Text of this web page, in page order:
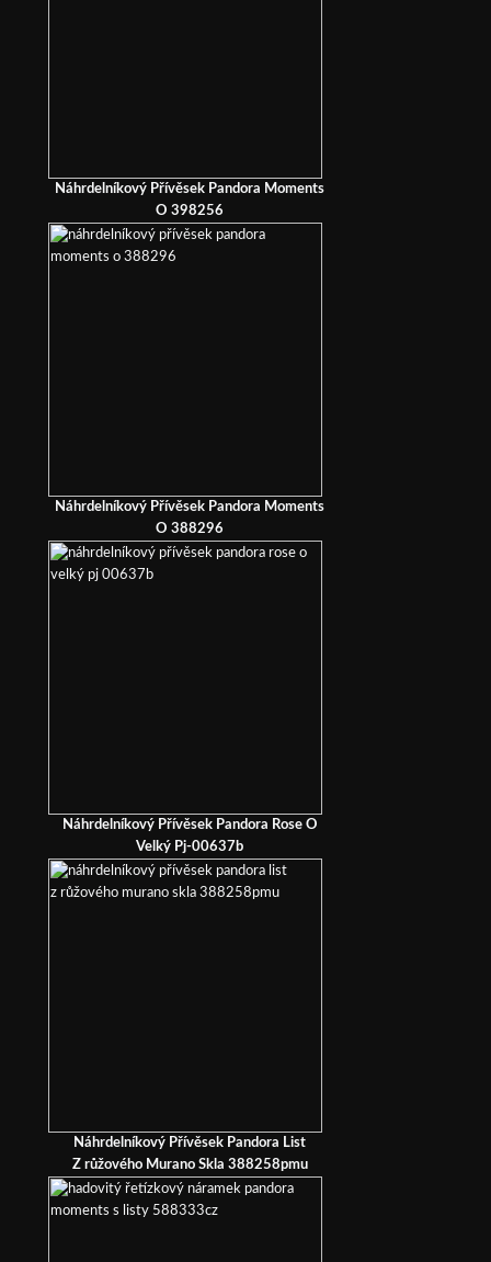
Náhrdelníkový Přívěsek Pandora Moments
O 398256
Náhrdelníkový Přívěsek Pandora Moments
O 388296
Náhrdelníkový Přívěsek Pandora Rose O
Velký Pj-00637b
Náhrdelníkový Přívěsek Pandora List
Z růžového Murano Skla 388258pmu